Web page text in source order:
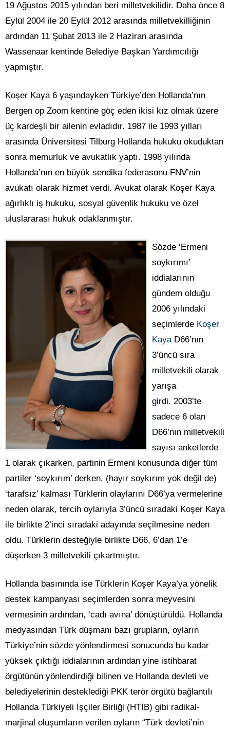
19 Ağustos 2015 yılından beri milletvekilidir. Daha önce 8
Eylül 2004 ile 20 Eylül 2012 arasında milletvekilliğinin
ardından 11 Şubat 2013 ile 2 Haziran arasında
Wassenaar kentinde Belediye Başkan Yardımcılığı
yapmıştır.
Koşer Kaya 6 yaşındayken Türkiye’den Hollanda’nın
Bergen op Zoom kentine göç eden ikisi kız olmak üzere
üç kardeşli bir ailenin evladıdır. 1987 ile 1993 yılları
arasında Üniversitesi Tilburg Hollanda hukuku okuduktan
sonra memurluk ve avukatlık yaptı. 1998 yılında
Hollanda’nın en büyük sendika federasonu FNV’nin
avukatı olarak hizmet verdi. Avukat olarak Koşer Kaya
ağırlıklı iş hukuku, sosyal güvenlik hukuku ve özel
uluslararası hukuk odaklanmıştır.
Sözde ‘Ermeni
soykırımı’
iddialarının
gündem olduğu
2006 yılındaki
seçimlerde Koşer
KayaD66’nın
3’üncü sıra
milletvekili olarak
yarışa
girdi. 2003’te
sadece 6 olan
D66’nın milletvekili
sayısı anketlerde
1 olarak çıkarken, partinin Ermeni konusunda diğer tüm
partiler ‘soykırım’ derken, (hayır soykırım yok değil de)
‘tarafsız’ kalması Türklerin olaylarını D66’ya vermelerine
neden olarak, tercih oylarıyla 3’üncü sıradaki Koşer Kaya
ile birlikte 2’inci sıradaki adayında seçilmesine neden
oldu. Türklerin desteğiyle birlikte D66, 6’dan 1’e
düşerken 3 milletvekili çıkartmıştır.
Hollanda basınında ise Türklerin Koşer Kaya’ya yönelik
destek kampanyası seçimlerden sonra meyvesini
vermesinin ardından, ‘cadı avına’ dönüştürüldü. Hollanda
medyasından Türk düşmanı bazı grupların, oyların
Türkiye’nin sözde yönlendirmesi sonucunda bu kadar
yüksek çıktığı iddialarının ardından yine istihbarat
örgütünün yönlendirdiği bilinen ve Hollanda devleti ve
belediyelerinin desteklediği PKK terör örgütü bağlantılı
Hollanda Türkiyeli İşçiler Birliği (HTİB) gibi radikal-
marjinal oluşumların verilen oyların “Türk devleti’nin